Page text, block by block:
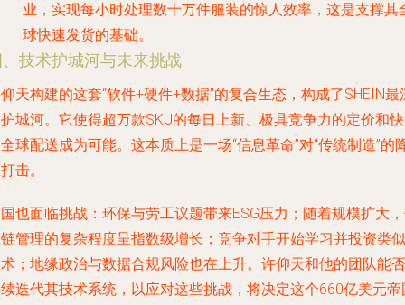
业，实现每小时处理数十万件服装的惊人效率，这是支撑其
球快速发货的基础。
技术护城河与未来挑战
天构建的这套“软件+硬件+数据”的复合生态，构成了SHEIN最
城河。它使得超万款SKU的每日上新、极具竞争力的定价和
球配送成为可能。这本质上是一场“信息革命”对“传统制造”的
击。
也面临挑战：环保与劳工议题带来ESG压力；随着规模扩大
管理的复杂程度呈指数级增长；竞争对手开始学习并投资类似
；地缘政治与数据合规风险也在上升。许仰天和他的团队能否
迭代其技术系统，以应对这些挑战，将决定这个660亿美元帝